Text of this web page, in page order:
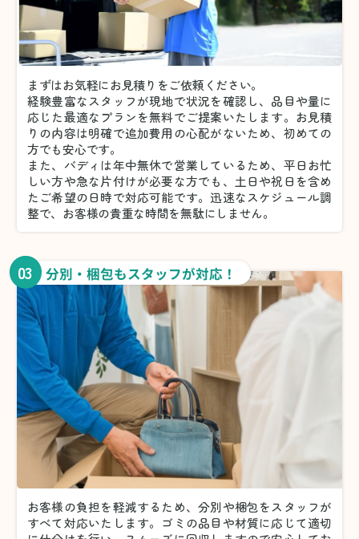
まずはお気軽にお見積りをご依頼ください。
経験豊富なスタッフが現地で状況を確認し、品目や量に
応じた最適なプランを無料でご提案いたします。お見積
りの内容は明確で追加費用の心配がないため、初めての
方でも安心です。
また、バディは年中無休で営業しているため、平日お忙
しい方や急な片付けが必要な方でも、土日や祝日を含め
たご希望の日時で対応可能です。迅速なスケジュール調
整で、お客様の貴重な時間を無駄にしません。
03 分別・梱包もスタッフが対応！
お客様の負担を軽減するため、分別や梱包をスタッフが
すべて対応いたします。 ゴミの品目や材質に応じて適切